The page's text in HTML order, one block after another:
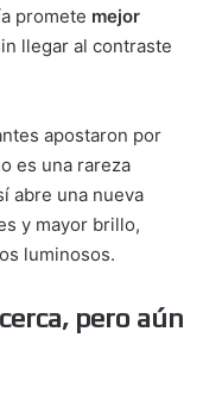
promete mejor
llegar al contraste
apostaron por
es una rareza
abre una nueva
y mayor brillo,
luminosos.
pero aún